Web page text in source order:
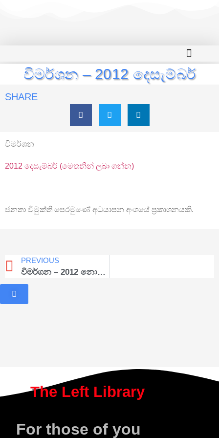
විමර්ශන – 2012 දෙසැම්බර්
SHARE
විමර්ශන
2012 දෙසැම්බර් (මෙතනින් ලබා ගන්න)
ජනතා විමුක්ති පෙරමුණේ අධයාපන අංශයේ ප්‍රකාශනයකි.
PREVIOUS
විමර්ශන – 2012 නොවැම්බර්
The Left Library
For those of you